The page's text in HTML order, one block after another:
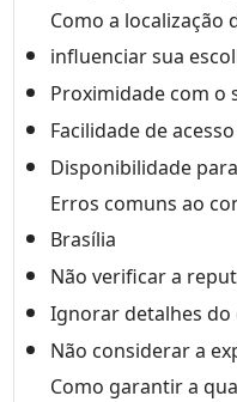
Como a localização
influenciar sua
Proximidade com o
Facilidade de
Disponibilidade
Erros comuns ao
Brasília
Não verificar a
Ignorar detalhes
Não considerar a
Como garantir a